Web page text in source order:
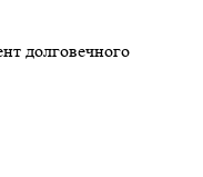
долговечного